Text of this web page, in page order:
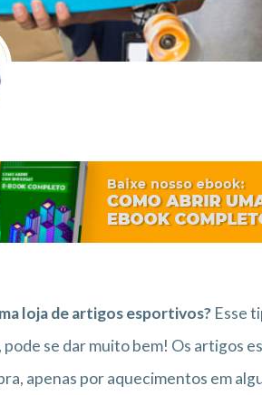
loja de artigos esportivos?Esse
se dar muito bem! Os artigos
apenas por aquecimentos em